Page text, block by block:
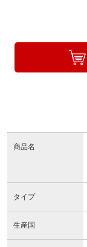
商品名
タイプ
生産国